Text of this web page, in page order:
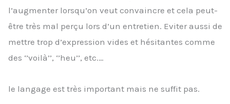
l’augmenter lorsqu’on veut convaincre et cela peut-
être très mal perçu lors d’un entretien. Eviter aussi de
mettre trop d’expression vides et hésitantes comme
des ‘’voilà’’, ‘’heu’’, etc.…
le langage est très important mais ne suffit pas.